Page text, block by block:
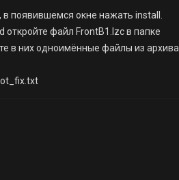
появившемся окне нажать install.
откройте файл FrontB1.lzc в папке
в них одноимённые файлы из архива.